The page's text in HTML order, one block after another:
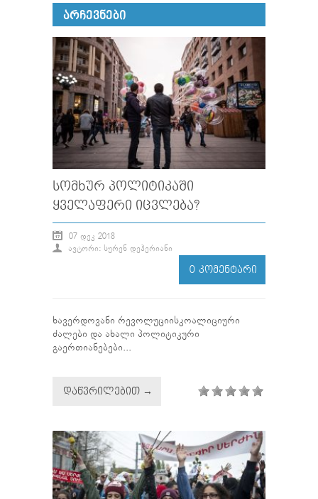
ᲐᲠᲩᲔᲕᲜᲔᲑᲘ
ᲡᲝᲛᲮᲣᲠ ᲞᲝᲚᲘᲢᲘᲙᲐᲨᲘ
ᲧᲕᲔᲚᲐᲤᲔᲠᲘ ᲘᲪᲕᲚᲔᲑᲐ?
07 ᲓᲔᲙ 2018
ᲐᲕᲢᲝᲠᲘ: ᲡᲣᲠᲔᲜ ᲓᲔᲰᲔᲠᲘᲐᲜᲘ
0 ᲙᲝᲛᲔᲜᲢᲐᲠᲘ
ხავერდოვანი რევოლუციისკოალიციური
ძალები და ახალი პოლიტიკური
გაერთიანებები...
ᲓᲐᲬᲕᲠᲘᲚᲔᲑᲘᲗ →